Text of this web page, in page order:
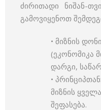
ძირითადი ნიშან-
გამოვიყენოთ
• მიზნის
(ეკონომიკა
დარგი,
•
მიზნის
შეფასება.